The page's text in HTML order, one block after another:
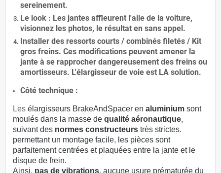
sereinement.
Le look : Les jantes affleurent l'aile de la voiture,
visionnez les photos, le résultat en sans appel.
Installer des ressorts courts / combinés filetés / Kit
gros freins. Ces modifications peuvent amener la
jante à se rapprocher dangereusement des freins ou
amortisseurs. L'élargisseur de voie est LA solution.
Côté technique :
Les élargisseurs BrakeAndSpacer en aluminium sont
moulés dans la masse de qualité aéronautique,
suivant des normes constructeurs très strictes.
permettant un montage facile, les pièces sont
parfaitement centrées et plaquées entre la jante et le
disque de frein.
Ainsi, pas de vibrations, aucune usure prématurée du